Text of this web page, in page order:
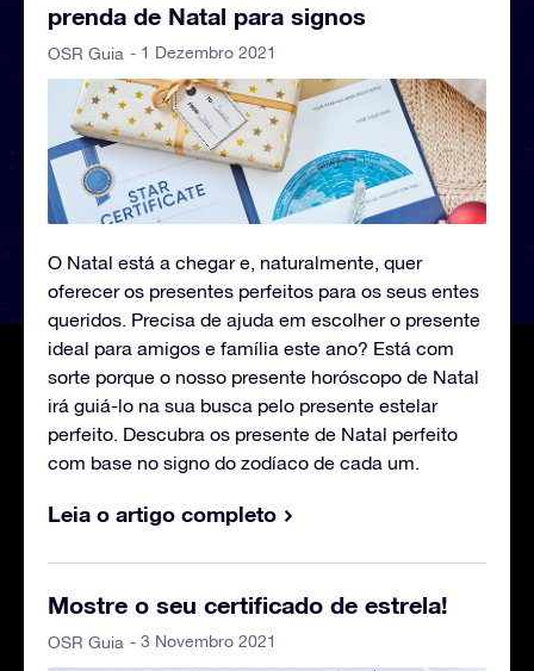
prenda de Natal para signos
OSR Guia - 1 Dezembro 2021
O Natal está a chegar e, naturalmente, quer
oferecer os presentes perfeitos para os seus entes
queridos. Precisa de ajuda em escolher o presente
ideal para amigos e família este ano? Está com
sorte porque o nosso presente horóscopo de Natal
irá guiá-lo na sua busca pelo presente estelar
perfeito. Descubra os presente de Natal perfeito
com base no signo do zodíaco de cada um.
Leia o artigo completo
Mostre o seu certificado de estrela!
OSR Guia - 3 Novembro 2021